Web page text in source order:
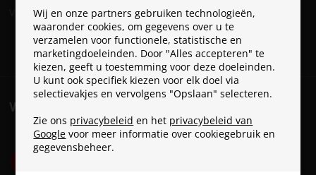
Wij en onze partners gebruiken technologieën,
waaronder cookies, om gegevens over u te
verzamelen voor functionele, statistische en
marketingdoeleinden. Door "Alles accepteren" te
kiezen, geeft u toestemming voor deze doeleinden.
U kunt ook specifiek kiezen voor elk doel via
selectievakjes en vervolgens "Opslaan" selecteren.
Zie ons privacybeleid en het privacybeleid van
Google voor meer informatie over cookiegebruik en
gegevensbeheer.
Volg Paracon op onze socials:
VERZENDKOSTEN